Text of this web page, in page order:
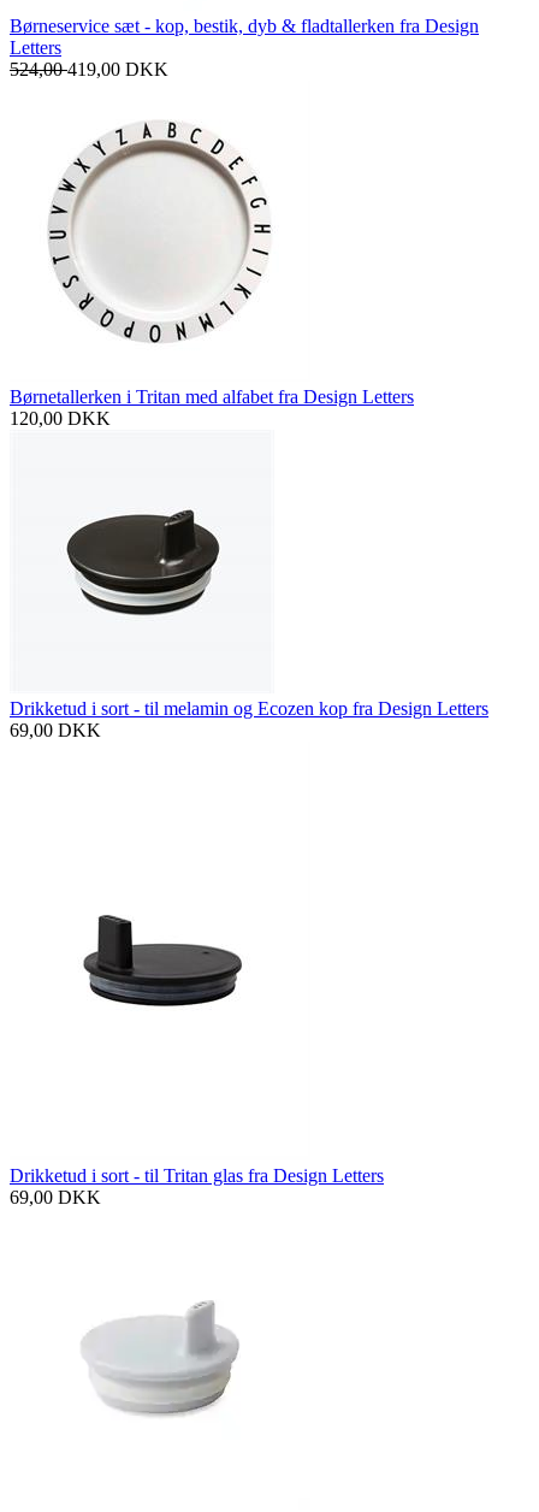
Børneservice sæt - kop, bestik, dyb & fladtallerken fra Design
Letters
524,00419,00 DKK
Børnetallerken i Tritan med alfabet fra Design Letters
120,00 DKK
Drikketud i sort - til melamin og Ecozen kop fra Design Letters
69,00 DKK
Drikketud i sort - til Tritan glas fra Design Letters
69,00 DKK